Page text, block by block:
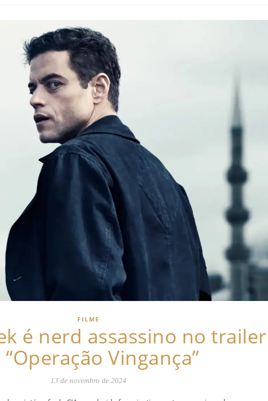
FILME
é nerd assassino no trailer
“Operação Vingança”
13 de novembro de 2024